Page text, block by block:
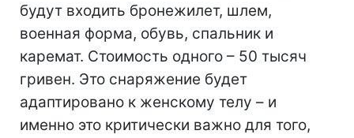
будут входить бронежилет, шлем,
военная форма, обувь, спальник и
каремат. Стоимость одного – 50 тысяч
гривен. Это снаряжение будет
адаптировано к женскому телу – и
именно это критически важно для того,